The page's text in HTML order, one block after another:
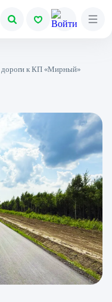
дороги к КП «Мирный»